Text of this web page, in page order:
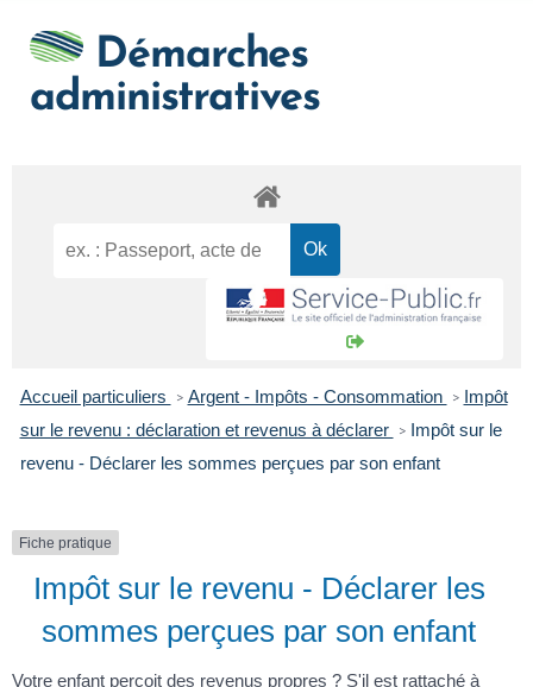
Démarches
administratives
Accueil particuliers > Argent - Impôts - Consommation > Impôt
sur le revenu : déclaration et revenus à déclarer > Impôt sur le
revenu - Déclarer les sommes perçues par son enfant
Fiche pratique
Impôt sur le revenu - Déclarer les
sommes perçues par son enfant
Votre enfant perçoit des revenus propres ? S'il est rattaché à